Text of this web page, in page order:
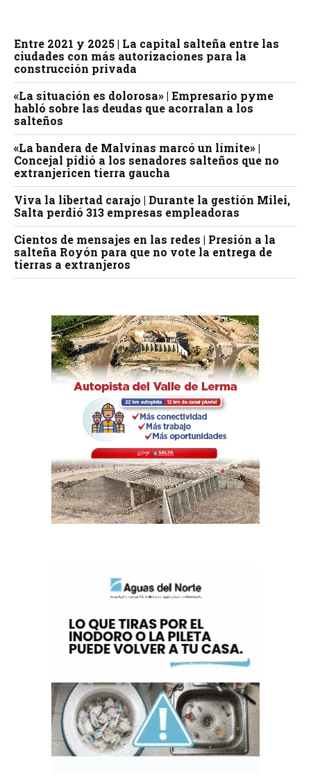
Entre 2021 y 2025 | La capital salteña entre las
ciudades con más autorizaciones para la
construcción privada
«La situación es dolorosa» | Empresario pyme
habló sobre las deudas que acorralan a los
salteños
«La bandera de Malvinas marcó un límite» |
Concejal pidió a los senadores salteños que no
extranjericen tierra gaucha
Viva la libertad carajo | Durante la gestión Milei,
Salta perdió 313 empresas empleadoras
Cientos de mensajes en las redes | Presión a la
salteña Royón para que no vote la entrega de
tierras a extranjeros